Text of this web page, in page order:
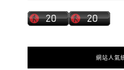
網站人氣